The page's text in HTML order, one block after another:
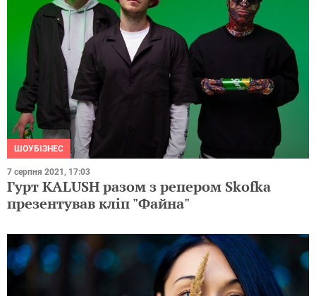
ШОУБІЗНЕС
7 серпня 2021, 17:03
Гурт KALUSH разом з репером Skofka
презентував кліп "Файна"